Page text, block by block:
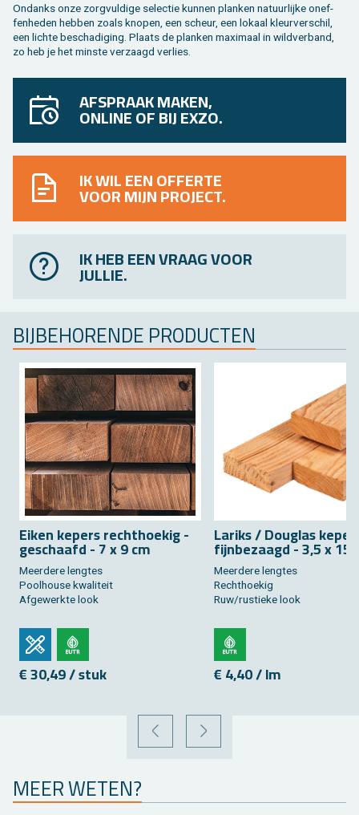
On­danks onze zorg­vul­di­ge se­lec­tie kun­nen plan­ken na­tuur­lij­ke on­ef­
fen­he­den heb­ben zoals kno­pen, een scheur, een lo­kaal kleur­ver­schil,
een lich­te be­scha­di­ging. Plaats de plan­ken maxi­maal in wild­ver­band,
zo heb je het min­ste ver­zaagd ver­lies.
AFSPRAAK MAKEN,
ONLINE OF BIJ EXZO.
IK WIL EEN OFFERTE
VOOR MIJN PROJECT.
IK HEB EEN VRAAG VOOR
JULLIE.
BIJ­BE­HO­REN­DE PRO­DUC­TEN
Eiken ke­pers recht­hoe­kig -
ge­schaafd - 7 x 9 cm
Meer­de­re leng­tes
Pool­hou­se kwa­li­teit
Af­ge­werk­te look
€ 30,49 / stuk
La­riks / Dou­g­las
fijn­be­zaagd - 3,5 x 15
Meer­de­re leng­tes
Recht­hoe­kig
Ruw/rus­tie­ke look
€ 4,40 / lm
VORIGE VOLGENDE
MEER WETEN?